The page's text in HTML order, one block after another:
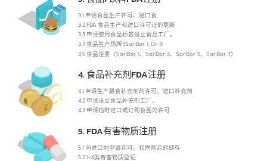
1.2 申请医疗器械销售许可
1.3 申请进口用于生产和销售医疗器械的材料、设备、零部件、备
件。
2. 化妆品FDA注册
2.2 申请化妆品销售许可
2.3 向化妆品进口地FDA申请注册许可。
3. 食品/饮料FDA注册
3.1 申请食品生产许可、进口食
3.2 FDA 食品生产和进口许可证的更新